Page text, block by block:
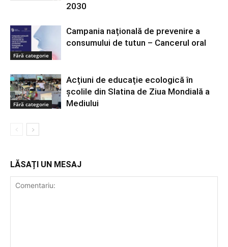
2030
Fără categorie
Campania națională de prevenire a
consumului de tutun – Cancerul oral
Fără categorie
Acțiuni de educație ecologică în
școlile din Slatina de Ziua Mondială a
Mediului
LĂSAȚI UN MESAJ